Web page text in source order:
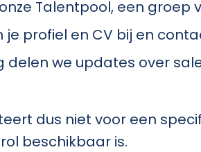
Talentpool, een
je profiel en CV bij en
delen we updates over
dus niet voor een
beschikbaar is.